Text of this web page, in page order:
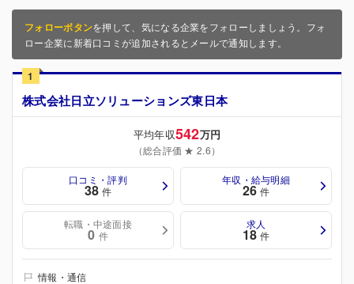
フォローボタンを押して、気になる企業をフォローしましょう。フォ
ロー企業に新着口コミが追加されるとメールで通知します。
1
株式会社日立ソリューションズ東日本
平均年収542万円
（総合評価 ★ 2.6）
口コミ・評判
38 件
年収・給与明細
26 件
転職・中途面接
0 件
求人
18 件
情報・通信